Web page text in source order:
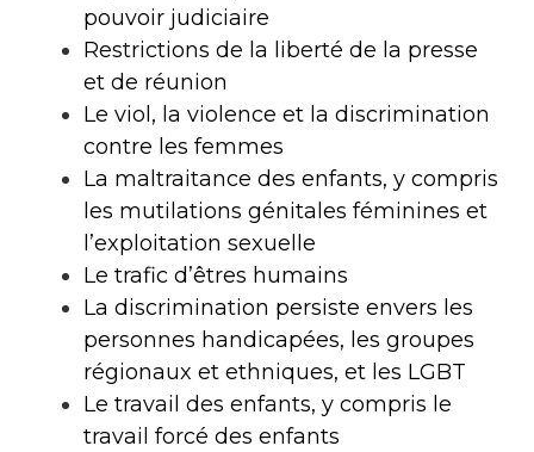
pouvoir judiciaire
Restrictions de la liberté de la presse
et de réunion
Le viol, la violence et la discrimination
contre les femmes
La maltraitance des enfants, y compris
les mutilations génitales féminines et
l’exploitation sexuelle
Le trafic d’êtres humains
La discrimination persiste envers les
personnes handicapées, les groupes
régionaux et ethniques, et les LGBT
Le travail des enfants, y compris le
travail forcé des enfants